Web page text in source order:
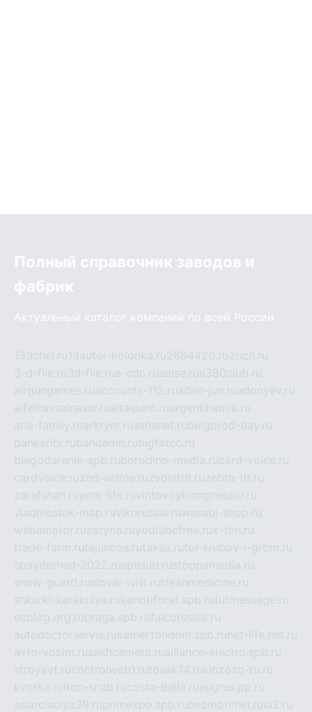
Полный справочник заводов и
фабрик
Актуальный каталог компаний по всей России
133chel.ru13autor-kolonka.ru2864420.ru2rich.ru
3-d-file.ru3d-file.rua-cdc.ruaalse.rua380club.ru
airgungames.ruaccounts-112.ruadler-jun.ruadonyev.ru
alfeihavsalnassr.rualtaipant.ruargentinamia.ru
aria-family.ruarkrym.ruashanet.rubelgorod-day.ru
bankaribi.rubandamn.rubigfatcc.ru
blagodarenie-spb.ruborodino-media.rucard-voice.ru
cardvoice.ruzed-online.ruzvonitut.ruzebra-tlt.ru
zarafshan.ruyork-life.ruvintovoykompressor.ru
vladivostok-map.ruvlknrussia.ruwasabi-shop.ru
webamator.ruzaryna.ruyoutubefree.rux-ton.ru
trade-farm.rutajuncos.rutaksu.rutor-lyubov-i-grom.ru
spayderhed-2022.rusplclub.rustoppamedia.ru
snow-guard.ruslovar-ivrit.rucleanmedicine.ru
shkurki-karakulya.rukanotiforet.spb.rututmassage.ru
ecolog.org.rupraga.spb.rufalcorussia.ru
autodoctorservis.rukamertondom.spb.ru net-life.net.ru
avto-vozim.rusakhcamera.rualliance-electro.spb.ru
stroyavt.rucontrolweb1.rutdsak74.rukinzozo-ru.ru
kvotka.ru iron-snab.rucosta-bella.rueugrus.pp.ru
associaciya39.ruprimexpo.spb.rubezmorchin.ru ia2.ru